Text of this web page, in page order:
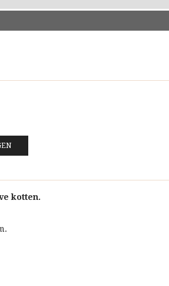
kotten.